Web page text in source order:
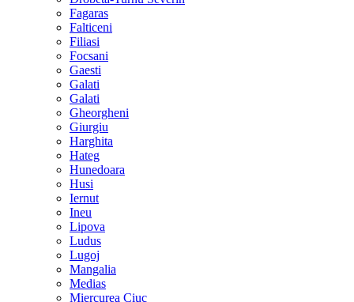
Fagaras
Falticeni
Filiasi
Focsani
Gaesti
Galati
Galati
Gheorgheni
Giurgiu
Harghita
Hateg
Hunedoara
Husi
Iernut
Ineu
Lipova
Ludus
Lugoj
Mangalia
Medias
Miercurea Ciuc